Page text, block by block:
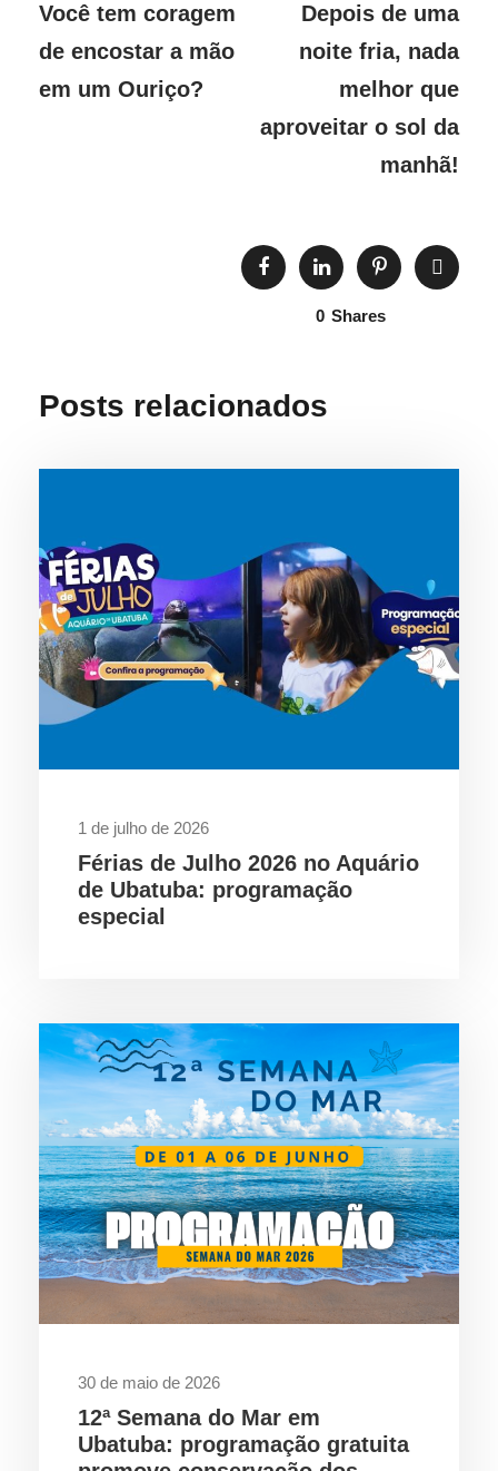
Você tem coragem
de encostar a mão
em um Ouriço?
Depois de uma
noite fria, nada
melhor que
aproveitar o sol da
manhã!
0 Shares
Posts relacionados
1 de julho de 2026
Férias de Julho 2026 no Aquário
de Ubatuba: programação
especial
30 de maio de 2026
12ª Semana do Mar em
Ubatuba: programação gratuita